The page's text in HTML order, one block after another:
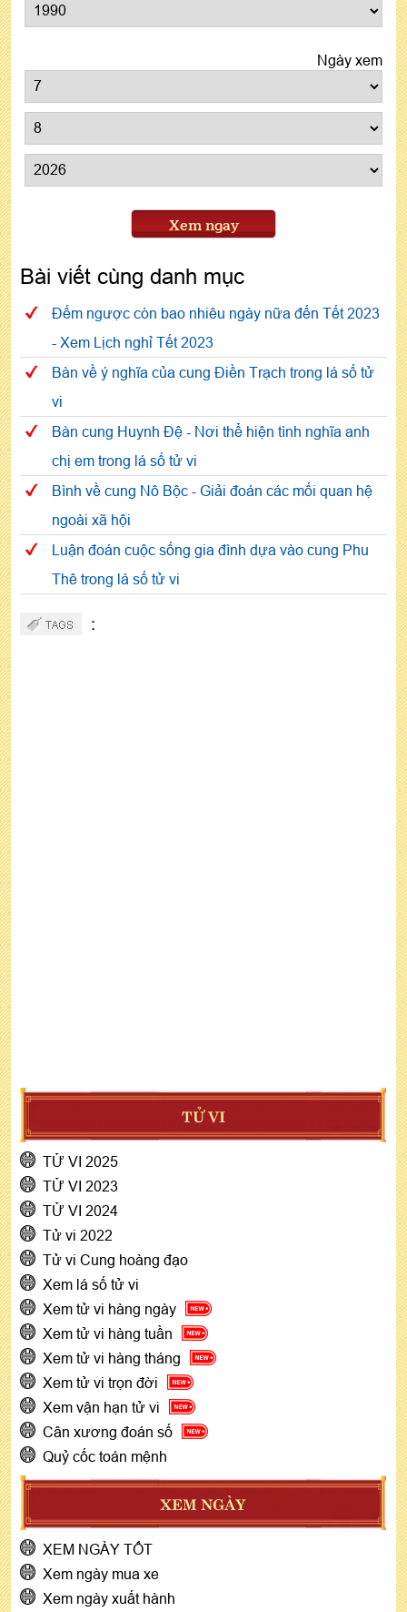
Ngày xem
Xem ngay
Bài viết cùng danh mục
Đếm ngược còn bao nhiêu ngày nữa đến Tết 2023
- Xem Lịch nghỉ Tết 2023
Bàn về ý nghĩa của cung Điền Trạch trong lá số tử
vi
Bàn cung Huynh Đệ - Nơi thể hiện tình nghĩa anh
chị em trong lá số tử vi
Bình về cung Nô Bộc - Giải đoán các mối quan hệ
ngoài xã hội
Luận đoán cuộc sống gia đình dựa vào cung Phu
Thê trong lá số tử vi
:
TỬ VI
TỬ VI 2025
TỬ VI 2023
TỬ VI 2024
Tử vi 2022
Tử vi Cung hoàng đạo
Xem lá số tử vi
Xem tử vi hàng ngày
Xem tử vi hàng tuần
Xem tử vi hàng tháng
Xem tử vi trọn đời
Xem vận hạn tử vi
Cân xương đoán số
Quỷ cốc toán mệnh
XEM NGÀY
XEM NGÀY TỐT
Xem ngày mua xe
Xem ngày xuất hành